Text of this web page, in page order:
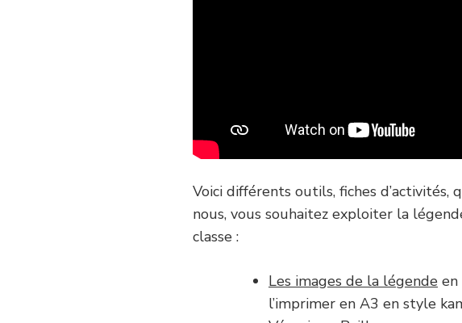
Voici différents outils, fiches d’activités,
nous, vous souhaitez exploiter la
classe :
Les images de la légende
l’imprimer en A3 en style